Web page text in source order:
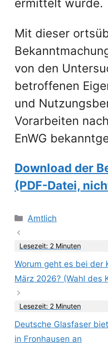
ermittelt wurde.
Mit dieser
von den
betroffenen
und
Vorarbeiten
EnWG
Download der
(PDF-Datei,
Kategorien
Amtlich
Lesezeit: 2 Minuten
Worum geht es bei der
März 2026? (Wahl des
Lesezeit: 2 Minuten
Deutsche Glasfaser
in Fronhausen an